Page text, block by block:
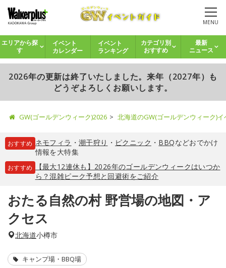
MENU
エリアから探
す
イベント
カレンダー
イベント
ランキング
カテゴリ別
おすすめ
最新
ニュース
2026年の更新は終了いたしました。来年（2027年）も
どうぞよろしくお願いします。
GW(ゴールデンウィーク)2026 北海道のGW(ゴールデンウィーク)
おすすめ ネモフィラ ・ 潮干狩り ・ ピクニック ・ BBQなどおでかけ
情報を大特集
おすすめ
【最大12連休も】2026年のゴールデンウィークはいつか
ら？混雑ピーク予想と回避術をご紹介
おたる自然の村 野営場の地図・ア
クセス
北海道小樽市
キャンプ場・BBQ場